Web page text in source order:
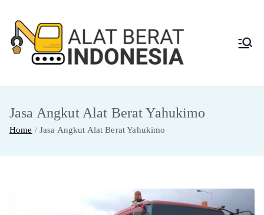
content
Berat
Indon
Jasa Sewa Alat
Jasa Angkut Alat Berat Yahukimo
Home Jasa Angkut Alat Berat Yahukimo